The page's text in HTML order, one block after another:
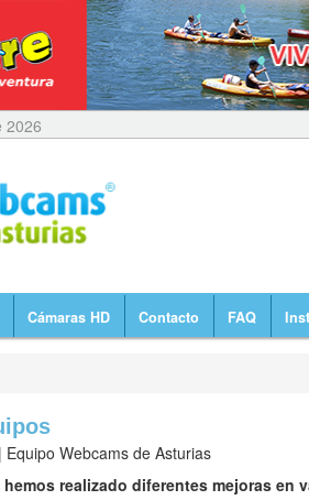
2026
Cámaras HD Contacto FAQ
Webcams de Asturias
realizado diferentes mejoras en